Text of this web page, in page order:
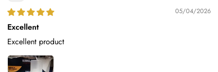
05/04/2026
Excellent
Excellent product